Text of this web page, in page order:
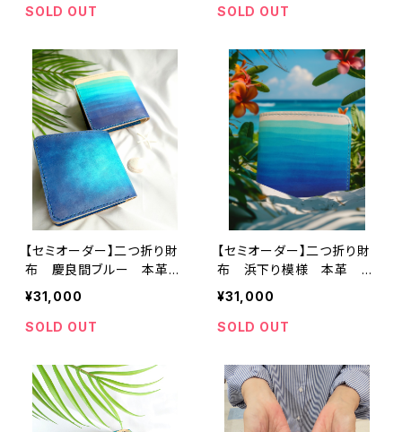
SOLD OUT
SOLD OUT
【セミオーダー】二つ折り財
布 慶良間ブルー 本革
手染め 沖縄 海 ブル
ー 青
¥31,000
SOLD OUT
【セミオーダー】二つ折り財
布 浜下り模様 本革 手
染め 沖縄 海 ブルー
青
¥31,000
SOLD OUT